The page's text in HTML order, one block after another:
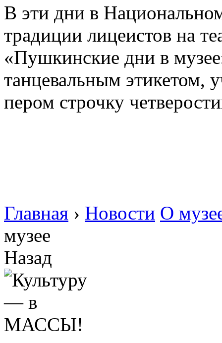
В эти дни в
традиции лицеистов на
«Пушкинские дни в
танцевальным этикетом,
пером строчку
Главная › Новости О
музее
Назад